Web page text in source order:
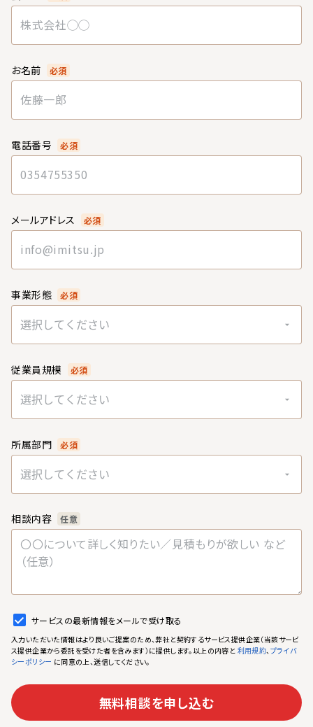
お名前 必須
電話番号 必須
メールアドレス 必須
事業形態 必須
選択してください
従業員規模 必須
選択してください
所属部門 必須
選択してください
相談内容 任意
サービスの最新情報をメールで受け取る
入力いただいた情報はより良いご提案のため、弊社と契約するサービス提供企業（当該サービ
ス提供企業から委託を受けた者を含みます）に提供します。以上の内容と 利用規約、プライバ
シーポリシー に同意の上、送信してください。
無料相談を申し込む